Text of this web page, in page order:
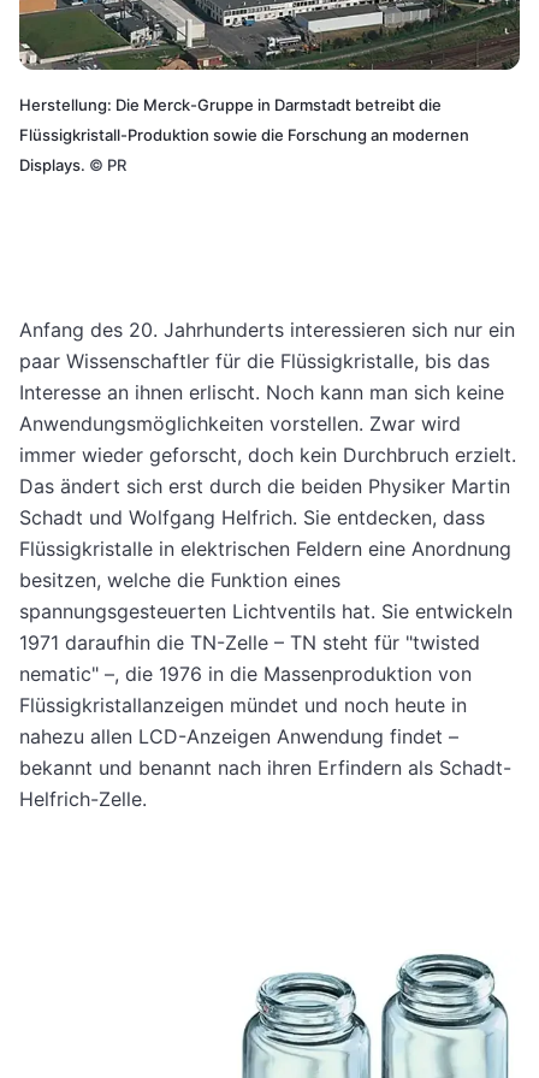
Herstellung: Die Merck-Gruppe in Darmstadt betreibt die
Flüssigkristall-Produktion sowie die Forschung an modernen
Displays. © PR
Anfang des 20. Jahrhunderts interessieren sich nur ein
paar Wissenschaftler für die Flüssigkristalle, bis das
Interesse an ihnen erlischt. Noch kann man sich keine
Anwendungsmöglichkeiten vorstellen. Zwar wird
immer wieder geforscht, doch kein Durchbruch erzielt.
Das ändert sich erst durch die beiden Physiker Martin
Schadt und Wolfgang Helfrich. Sie entdecken, dass
Flüssigkristalle in elektrischen Feldern eine Anordnung
besitzen, welche die Funktion eines
spannungsgesteuerten Lichtventils hat. Sie entwickeln
1971 daraufhin die TN-Zelle – TN steht für "twisted
nematic" –, die 1976 in die Massenproduktion von
Flüssigkristallanzeigen mündet und noch heute in
nahezu allen LCD-Anzeigen Anwendung findet –
bekannt und benannt nach ihren Erfindern als Schadt-
Helfrich-Zelle.